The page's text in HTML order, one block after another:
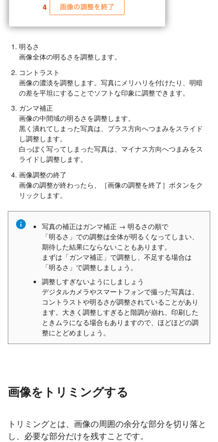
明るさ
画像全体の明るさを調整します。
コントラスト
画像の濃淡を調整します。写真にメリハリを付けたり、明暗
の差を平坦にすることでソフトな印象に調整できます。
ガンマ補正
画像の中間域の明るさを調整します。
黒く潰れてしまった写真は、プラス方向へつまみをスライド
し調整します。
白っぽく写ってしまった写真は、マイナス方向へつまみをス
ライドし調整します。
画像調整の終了
画像の調整が終わったら、［画像の調整を終了］ボタンをク
リックします。
写真の補正はガンマ補正 → 明るさの順で
「明るさ」での調整は全体が明るくなってしまい、
期待した結果にならないこともあります。
まずは「ガンマ補正」で調整し、不足する場合は
「明るさ」で調整しましょう。
調整しすぎないようにしましょう
デジタルカメラやスマートフォンで撮った写真は、
コントラストや明るさが調整されていることがあり
ます。大きく調整しすぎると階調が崩れ、印刷した
ときムラになる場合もありますので、ほどほどの調
整にとどめましょう。
画像をトリミングする
トリミングとは、画像の周囲の余分な部分を切り落と
し、必要な部分だけを残すことです。